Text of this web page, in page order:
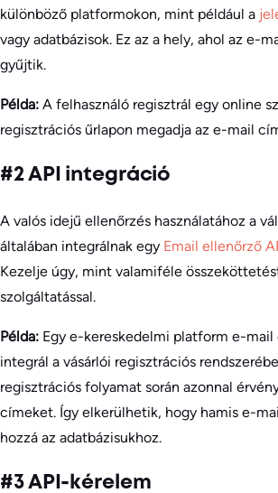
különböző platformokon, mint például a
vagy adatbázisok. Ez az a hely, ahol az e-
gyűjtik.
Példa: A felhasználó regisztrál egy online
regisztrációs űrlapon megadja az e-mail
#2 API integráció
A valós idejű ellenőrzés használatához a
általában integrálnak egy Email ellenőrző
Kezelje úgy, mint valamiféle
szolgáltatással.
Példa: Egy e-kereskedelmi platform e-
integrál a vásárlói regisztrációs
regisztrációs folyamat során azonnal
címeket. Így elkerülhetik, hogy hamis e-
hozzá az adatbázisukhoz.
#3 API-kérelem